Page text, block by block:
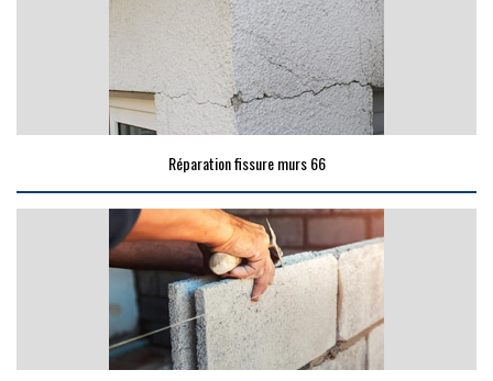
Réparation fissure murs 66